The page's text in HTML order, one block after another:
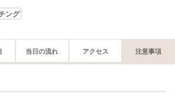
ング
当日の流れ アクセス 注意事項